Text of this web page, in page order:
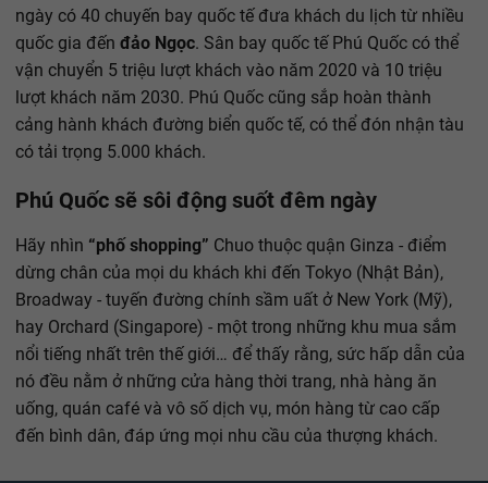
ngày có 40 chuyến bay quốc tế đưa khách du lịch từ nhiều
quốc gia đến đảo Ngọc. Sân bay quốc tế Phú Quốc có thể
vận chuyển 5 triệu lượt khách vào năm 2020 và 10 triệu
lượt khách năm 2030. Phú Quốc cũng sắp hoàn thành
cảng hành khách đường biển quốc tế, có thể đón nhận tàu
có tải trọng 5.000 khách.
Phú Quốc sẽ sôi động suốt đêm ngày
Hãy nhìn “phố shopping” Chuo thuộc quận Ginza - điểm
dừng chân của mọi du khách khi đến Tokyo (Nhật Bản),
Broadway - tuyến đường chính sầm uất ở New York (Mỹ),
hay Orchard (Singapore) - một trong những khu mua sắm
nổi tiếng nhất trên thế giới… để thấy rằng, sức hấp dẫn của
nó đều nằm ở những cửa hàng thời trang, nhà hàng ăn
uống, quán café và vô số dịch vụ, món hàng từ cao cấp
đến bình dân, đáp ứng mọi nhu cầu của thượng khách.